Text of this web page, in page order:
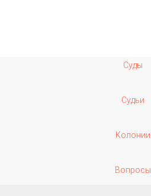
Суды
Судьи
Колонии
Вопросы